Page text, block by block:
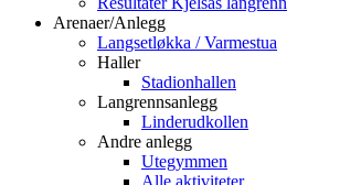
Arenaer/Anlegg
Langsetløkka / Varmestua
Haller
Stadionhallen
Langrennsanlegg
Linderudkollen
Andre anlegg
Utegymmen
Alle aktiviteter